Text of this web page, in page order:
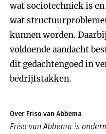
wat sociotechniek is
wat
kunnen worden.
voldoende aandacht
dit gedachtengoed in
bedrijfstakken.
Over Friso van Abbema
Friso van Abbema is